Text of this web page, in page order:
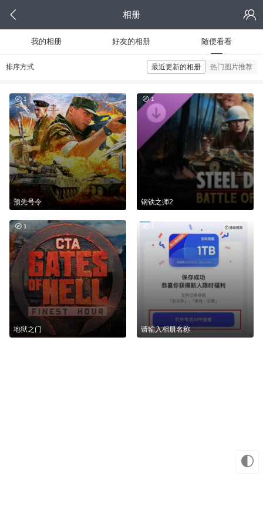
🌓
相册
我的相册 好友的相册 随便看看
排序方式 最近更新的相册 热门图片推荐
1
预先号令
1
钢铁之师2
1
地狱之门
3
请输入相册名称